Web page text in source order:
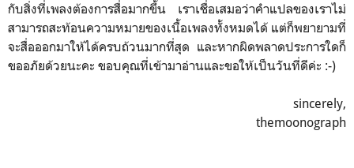
กับสิ่งที่เพลงต้องการสื่อมากขึ้น เราเชื่อเสมอว่าคำแปลของเราไม่
สามารถสะท้อนความหมายของเนื้อเพลงทั้งหมดได้ แต่ก็พยายามที่
จะสื่อออกมาให้ได้ครบถ้วนมากที่สุด และหากผิดพลาดประการใดก็
ขออภัยด้วยนะคะ ขอบคุณที่เข้ามาอ่านและขอให้เป็นวันที่ดีค่ะ :-)
sincerely,
themoonograph